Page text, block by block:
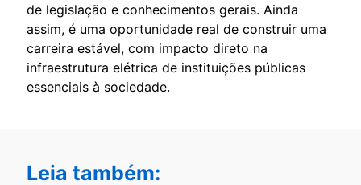
de legislação e conhecimentos gerais. Ainda
assim, é uma oportunidade real de construir uma
carreira estável, com impacto direto na
infraestrutura elétrica de instituições públicas
essenciais à sociedade.
Leia também: